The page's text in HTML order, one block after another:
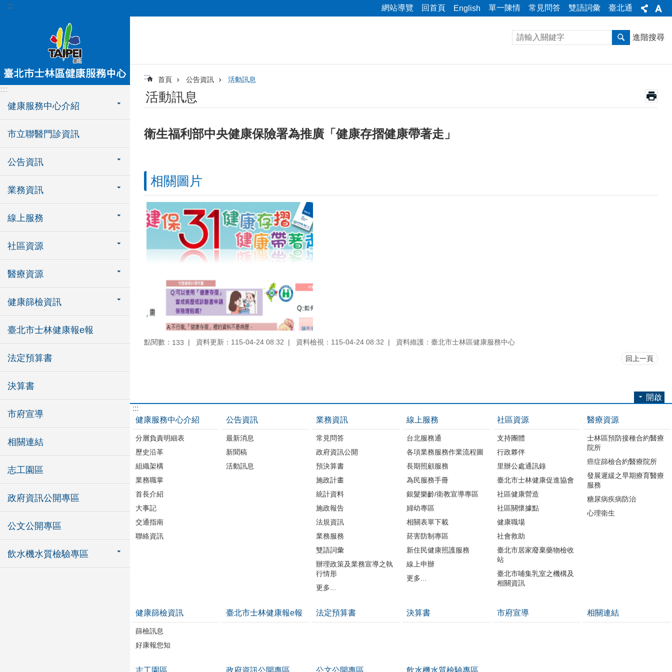
跳到主要內容區塊
::: 網站導覽 回首頁 English 單一陳情 常見問答 雙語詞彙 臺北通
:::
健康服務中心介紹
市立聯醫門診資訊
公告資訊
業務資訊
線上服務
社區資源
醫療資源
健康篩檢資訊
臺北市士林健康報e報
法定預算書
決算書
市府宣導
相關連結
志工園區
政府資訊公開專區
公文公開專區
飲水機水質檢驗專區
進階搜尋
::: 首頁 公告資訊 活動訊息
活動訊息
衛生福利部中央健康保險署為推廣「健康存摺健康帶著走」
相關圖片
點閱數： 133 資料更新：115-04-24 08:32 資料檢視：115-04-24 08:32 資料維護：臺北市士林區健康服務中心
回上一頁
開啟
:::
健康服務中心介紹
分層負責明細表
歷史沿革
組織架構
業務職掌
首長介紹
大事記
交通指南
聯絡資訊
公告資訊
最新消息
新聞稿
活動訊息
業務資訊
常見問答
政府資訊公開
預決算書
施政計畫
統計資料
施政報告
法規資訊
業務服務
雙語詞彙
辦理政策及業務宣導之執
行情形
更多...
線上服務
台北服務通
各項業務服務作業流程圖
長期照顧服務
為民服務手冊
銀髮樂齡/衛教宣導專區
婦幼專區
相關表單下載
菸害防制專區
新住民健康照護服務
線上申辦
更多...
社區資源
支持團體
行政夥伴
里辦公處通訊錄
臺北市士林健康促進協會
社區健康營造
社區關懷據點
健康職場
社會救助
臺北市居家廢棄藥物檢收
站
臺北市哺集乳室之機構及
相關資訊
醫療資源
士林區預防接種合約醫療
院所
癌症篩檢合約醫療院所
發展遲緩之早期療育醫療
服務
糖尿病疾病防治
心理衛生
健康篩檢資訊
篩檢訊息
好康報您知
臺北市士林健康報e報 法定預算書 決算書 市府宣導 相關連結
志工園區 政府資訊公開專區 公文公開專區 飲水機水質檢驗專區